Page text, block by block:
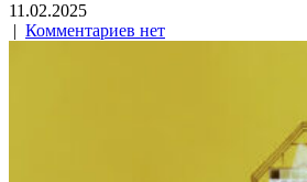
11.02.2025
| Комментариев нет